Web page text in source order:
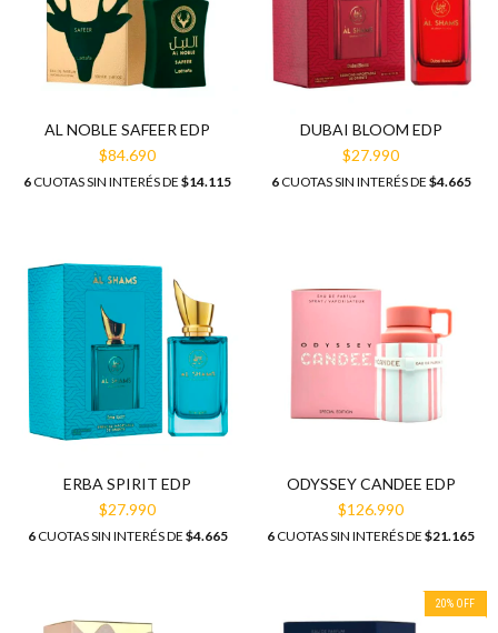
AL NOBLE SAFEER EDP
$84.690
6 CUOTAS SIN INTERÉS DE $14.115
DUBAI BLOOM EDP
$27.990
6CUOTAS SIN INTERÉS DE $4.665
ERBA SPIRIT EDP
$27.990
6CUOTAS SIN INTERÉS DE $4.665
ODYSSEY CANDEE EDP
$126.990
6 CUOTAS SIN INTERÉS DE $21.165
20% OFF